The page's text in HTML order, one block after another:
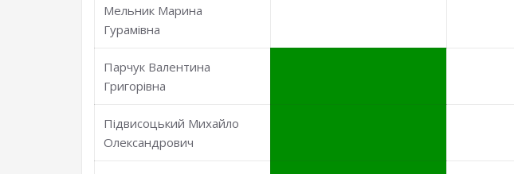
Мельник Марина
Гурамівна
Парчук Валентина
Григорівна
Підвисоцький Михайло
Олександрович